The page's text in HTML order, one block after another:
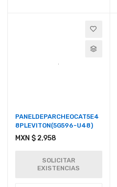
PANELDEPARCHEOCAT5E4
8PLEVITON(5G596-U48)
MXN $ 2,958
SOLICITAR
EXISTENCIAS